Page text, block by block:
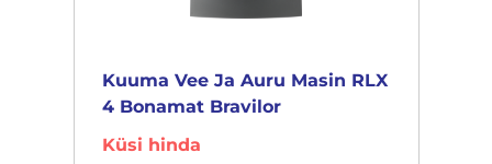
Kuuma Vee Ja Auru Masin RLX
4 Bonamat Bravilor
Küsi hinda